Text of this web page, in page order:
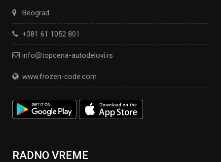
Beograd
+381 61 1052 801
info@topcena-autodelovi.rs
www.frozen-code.com
RADNO VREME